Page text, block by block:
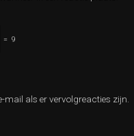
= 9
mail als er vervolgreacties zijn.